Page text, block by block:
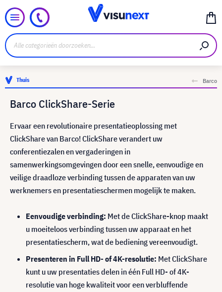
Thuis Barco
Barco ClickShare-Serie
Ervaar een revolutionaire presentatieoplossing met
ClickShare van Barco! ClickShare verandert uw
conferentiezalen en vergaderingen in
samenwerkingsomgevingen door een snelle, eenvoudige en
veilige draadloze verbinding tussen de apparaten van uw
werknemers en presentatieschermen mogelijk te maken.
Eenvoudige verbinding: Met de ClickShare-knop maakt
u moeiteloos verbinding tussen uw apparaat en het
presentatiescherm, wat de bediening vereenvoudigt.
Presenteren in Full HD- of 4K-resolutie: Met ClickShare
kunt u uw presentaties delen in één Full HD- of 4K-
resolutie van hoge kwaliteit voor een verbluffende